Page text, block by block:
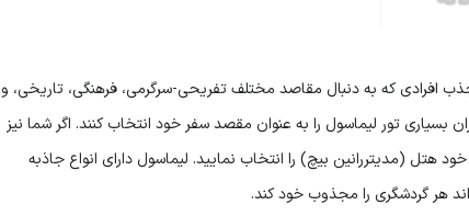
افرادی که به دنبال مقاصد مختلف تفریحی-سرگرمی، فرهنگی، تاریخی، و
تور لیماسول را به عنوان مقصد سفر خود انتخاب کنند. اگر شما نیز
هتل (مدیتررانین بیچ) را انتخاب نمایید. لیماسول دارای انواع جاذبه
هر گردشگری را مجذوب خود کند.